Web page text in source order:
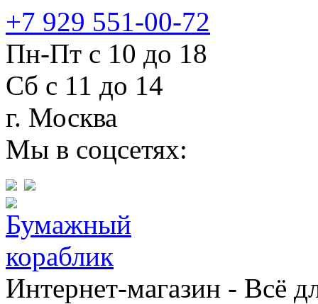
+7 929 551-00-72
Пн-Пт с 10 до 18
Сб с 11 до 14
г. Москва
Мы в соцсетях:
Интернет-магазин - Всё